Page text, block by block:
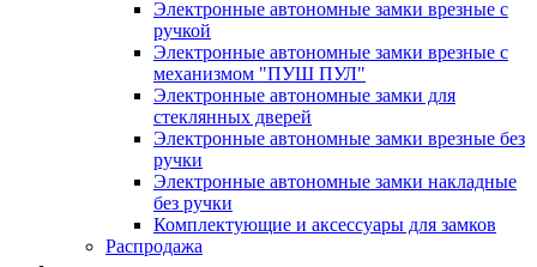
Электронные автономные замки врезные с
ручкой
Электронные автономные замки врезные с
механизмом "ПУШ ПУЛ"
Электронные автономные замки для
стеклянных дверей
Электронные автономные замки врезные без
ручки
Электронные автономные замки накладные
без ручки
Комплектующие и аксессуары для замков
Распродажа